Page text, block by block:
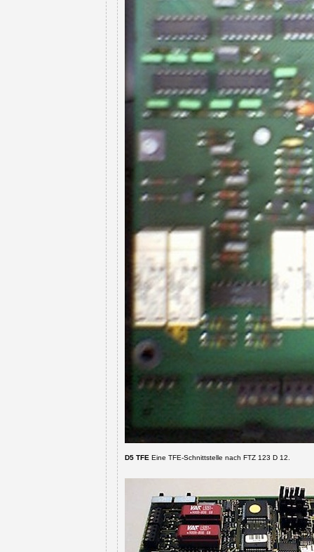
D5 TFE Eine TFE-Schnittstelle nach FTZ 123 D 12.